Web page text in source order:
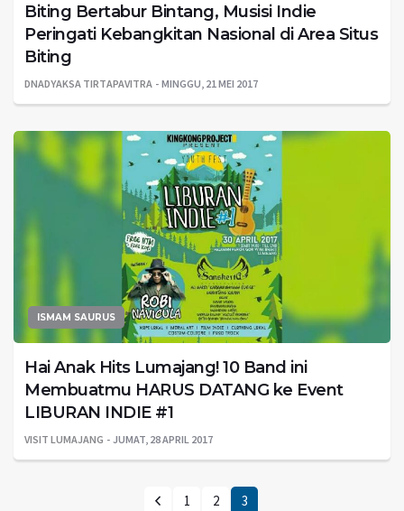
Biting Bertabur Bintang, Musisi Indie
Peringati Kebangkitan Nasional di Area Situs
Biting
DNADYAKSA TIRTAPAVITRA MINGGU, 21 MEI 2017
ISMAM SAURUS
Hai Anak Hits Lumajang! 10 Band ini
Membuatmu HARUS DATANG ke Event
LIBURAN INDIE #1
VISIT LUMAJANG JUMAT, 28 APRIL 2017
1 2 3